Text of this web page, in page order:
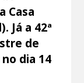
Casa
Já a 42ª
de
dia 14